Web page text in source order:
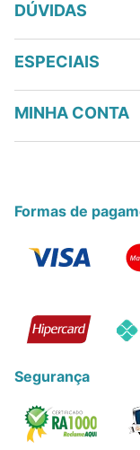
DÚVIDAS
ESPECIAIS
MINHA CONTA
Formas de
Segurança